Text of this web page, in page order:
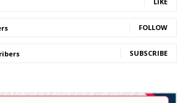
FOLLOW
SUBSCRIBE